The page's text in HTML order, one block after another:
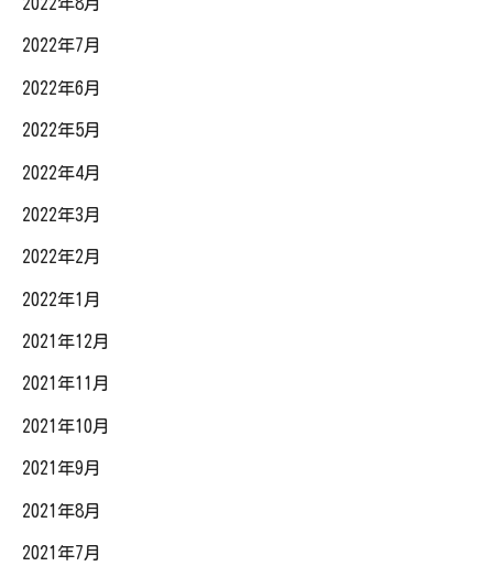
2022年7月
2022年6月
2022年5月
2022年4月
2022年3月
2022年2月
2022年1月
2021年12月
2021年11月
2021年10月
2021年9月
2021年8月
2021年7月